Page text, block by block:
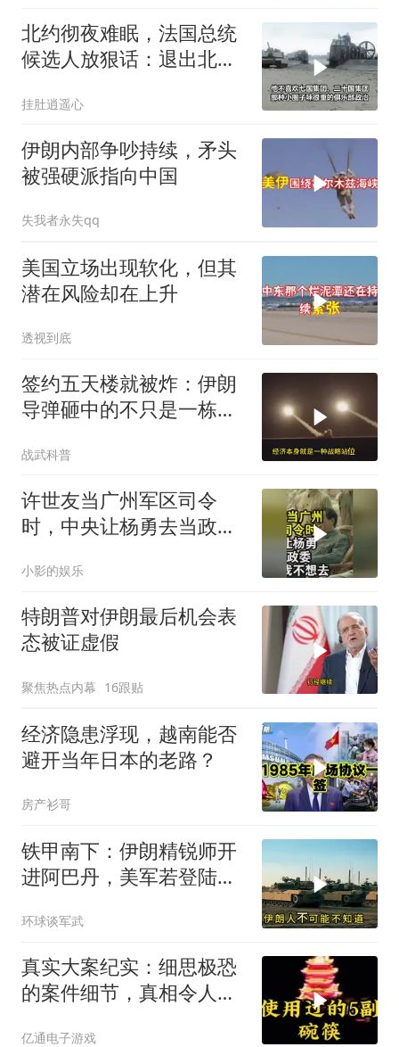
北约彻夜难眠，法国总统
候选人放狠话：退出北
挂肚逍遥心
伊朗内部争吵持续，矛头
被强硬派指向中国
失我者永失qq
美国立场出现软化，但其
潜在风险却在上升
透视到底
签约五天楼就被炸：伊朗
导弹砸中的不只是一栋
牌
战武科普
许世友当广州军区司令
时，中央让杨勇去当政
小影的娱乐
特朗普对伊朗最后机会表
态被证虚假
聚焦热点内幕 16跟贴
经济隐患浮现，越南能否
避开当年日本的老路？
房产衫哥
铁甲南下：伊朗精锐师开
进阿巴丹，美军若登陆将
环球谈军武
真实大案纪实：细思极恐
的案件细节，真相令人脊
亿通电子游戏